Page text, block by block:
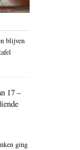
blijven
17 –
ging